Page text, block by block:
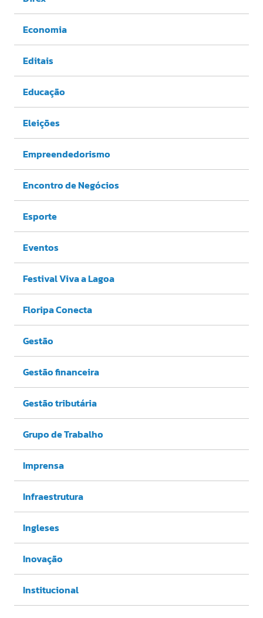
Economia
Editais
Educação
Eleições
Empreendedorismo
Encontro de Negócios
Esporte
Eventos
Festival Viva a Lagoa
Floripa Conecta
Gestão
Gestão financeira
Gestão tributária
Grupo de Trabalho
Imprensa
Infraestrutura
Ingleses
Inovação
Institucional